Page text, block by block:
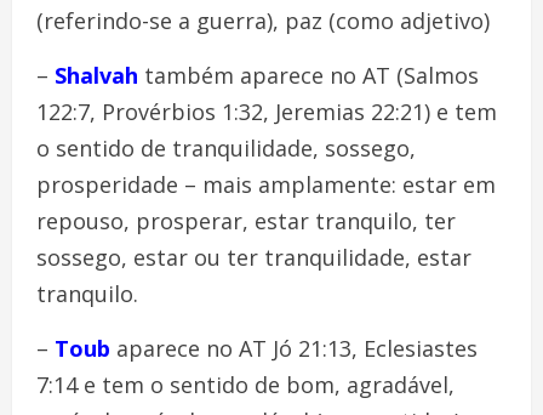
(referindo-se a guerra), paz (como adjetivo)
– Shalvah também aparece no AT (Salmos
122:7, Provérbios 1:32, Jeremias 22:21) e tem
o sentido de tranquilidade, sossego,
prosperidade – mais amplamente: estar em
repouso, prosperar, estar tranquilo, ter
sossego, estar ou ter tranquilidade, estar
tranquilo.
– Toub aparece no AT Jó 21:13, Eclesiastes
7:14 e tem o sentido de bom, agradável,